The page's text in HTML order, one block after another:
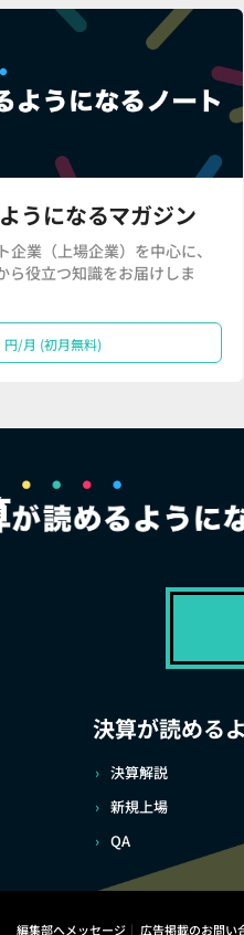
うになるマガジン
業（上場企業）を中心に、
ら役立つ知識をお届けしま
円/月 (初月無料)
決算が読める
決算解説
新規上場
QA
編集部へメッセージ 広告掲載のお問い